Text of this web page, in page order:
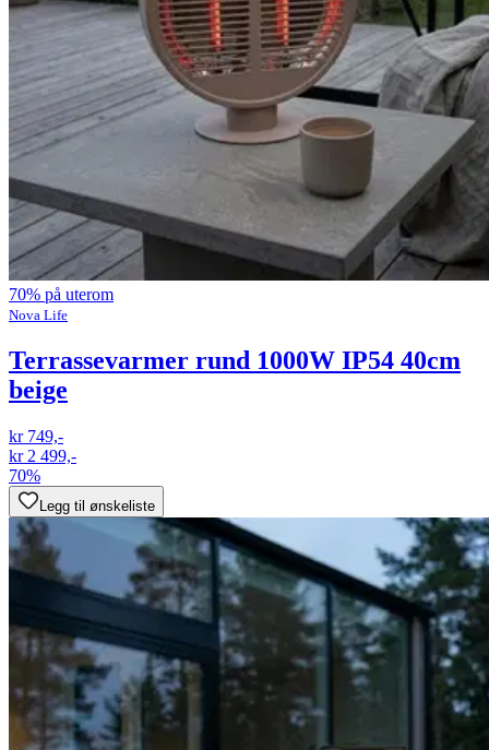
70% på uterom
Nova Life
Terrassevarmer rund 1000W IP54 40cm
beige
kr 749,-
kr 2 499,-
70%
Legg til ønskeliste